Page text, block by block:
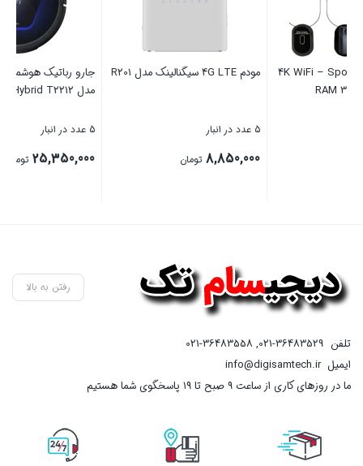
جارو رباتیک هوشمند انکر یوفی
مدل Eufy G50 Hybrid T2212
تومان
شارژر فندکی Welot ویلوت مدل
تومان
رفتن به بالا
تلفن 021-36483529
,
021-36483558
ایمیلinfo@digisamtech.ir
ما در روزهای کاری از ساعت ۹ صبح تا ۱۹ پاسخگوی شما هستیم